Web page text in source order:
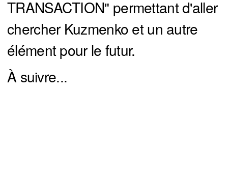
TRANSACTION" permettant d'aller
chercher Kuzmenko et un autre
élément pour le futur.
À suivre...